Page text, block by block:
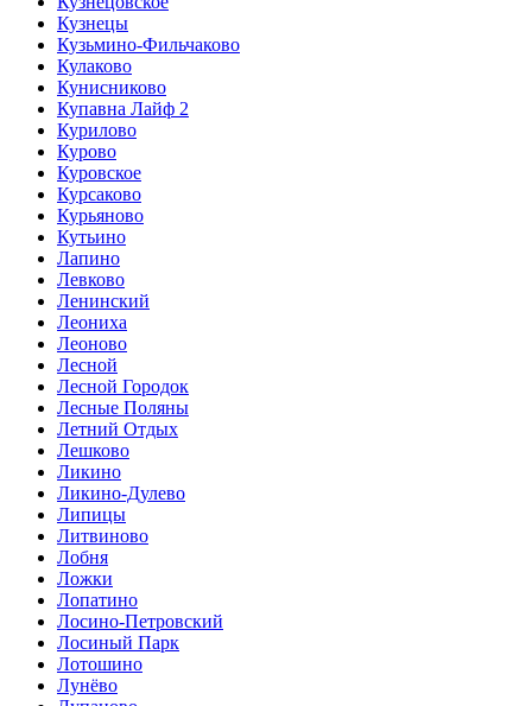
Кузнецы
Кузьмино-Фильчаково
Кулаково
Кунисниково
Купавна Лайф 2
Курилово
Курово
Куровское
Курсаково
Курьяново
Кутьино
Лапино
Левково
Ленинский
Леониха
Леоново
Лесной
Лесной Городок
Лесные Поляны
Летний Отдых
Лешково
Ликино
Ликино-Дулево
Липицы
Литвиново
Лобня
Ложки
Лопатино
Лосино-Петровский
Лосиный Парк
Лотошино
Лунёво